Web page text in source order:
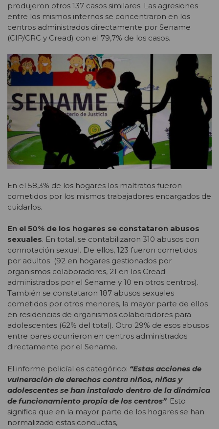
produjeron otros 137 casos similares. Las agresiones
entre los mismos internos se concentraron en los
centros administrados directamente por Sename
(CIP/CRC y Cread) con el 79,7% de los casos.
En el 58,3% de los hogares los maltratos fueron
cometidos por los mismos trabajadores encargados de
cuidarlos.
En el 50% de los hogares se constataron abusos
sexuales. En total, se contabilizaron 310 abusos con
connotación sexual. De ellos, 123 fueron cometidos
por adultos (92 en hogares gestionados por
organismos colaboradores, 21 en los Cread
administrados por el Sename y 10 en otros centros).
También se constataron 187 abusos sexuales
cometidos por otros menores, la mayor parte de ellos
en residencias de organismos colaboradores para
adolescentes (62% del total). Otro 29% de esos abusos
entre pares ocurrieron en centros administrados
directamente por el Sename.
El informe policíal es categórico: “Estas acciones de
vulneración de derechos contra niños, niñas y
adolescentes se han instalado dentro de la dinámica
de funcionamiento propia de los centros”. Esto
significa que en la mayor parte de los hogares se han
normalizado estas conductas,